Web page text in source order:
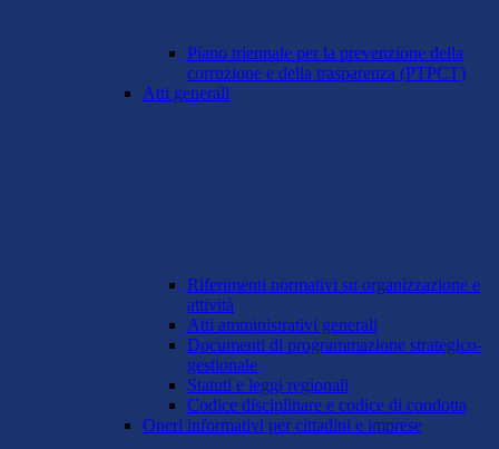
Piano triennale per la prevenzione della
corruzione e della trasparenza (PTPCT)
Atti generali
Riferimenti normativi su organizzazione e
attività
Atti amministrativi generali
Documenti di programmazione strategico-
gestionale
Statuti e leggi regionali
Codice disciplinare e codice di condotta
Oneri informativi per cittadini e imprese